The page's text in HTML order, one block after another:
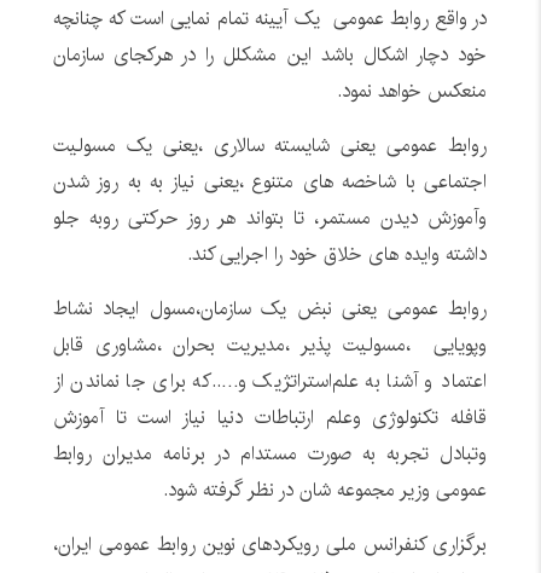
در واقع روابط عمومی یک آیینه تمام نمایی است که چنانچه
خود دچار اشکال باشد این مشکلل را در هرکجای سازمان
منعکس خواهد نمود.
روابط عمومی یعنی شایسته سالاری ،یعنی یک مسولیت
اجتماعی با شاخصه های متنوع ،یعنی نیاز به به روز شدن
وآموزش دیدن مستمر، تا بتواند هر روز حرکتی روبه جلو
داشته وایده های خلاق خود را اجرایی کند.
روابط عمومی یعنی نبض یک سازمان،مسول ایجاد نشاط
وپویایی ،مسولیت پذیر ،مدیریت بحران ،مشاوری قابل
اعتماد و آشنا به علم‌استراتژیک و…..که برای جا نماندن از
قافله تکنولوژی وعلم ارتباطات دنیا نیاز است تا آموزش
وتبادل تجربه به صورت مستدام در برنامه مدیران روابط
عمومی وزیر مجموعه شان در نظر گرفته شود.
برگزاری کنفرانس ملی رویکردهای نوین روابط عمومی ایران،